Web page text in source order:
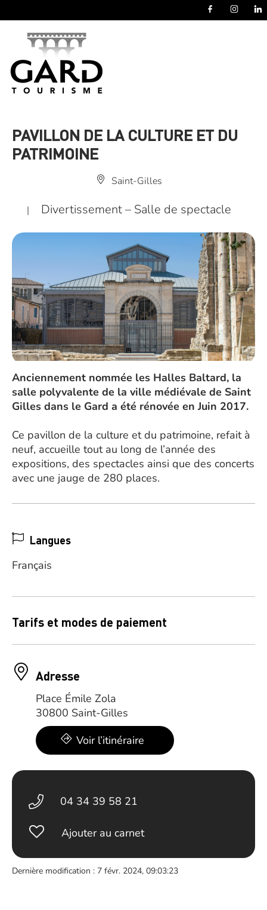
PAVILLON DE LA CULTURE ET DU
PATRIMOINE
Saint-Gilles
| Divertissement – Salle de spectacle
Anciennement nommée les Halles Baltard, la
salle polyvalente de la ville médiévale de Saint
Gilles dans le Gard a été rénovée en Juin 2017.
Ce pavillon de la culture et du patrimoine, refait à
neuf, accueille tout au long de l’année des
expositions, des spectacles ainsi que des concerts
avec une jauge de 280 places.
Langues
Français
Tarifs et modes de paiement
Adresse
Place Émile Zola
30800 Saint-Gilles
Voir l’itinéraire
04 34 39 58 21
Ajouter au carnet
Dernière modification : 7 févr. 2024, 09:03:23